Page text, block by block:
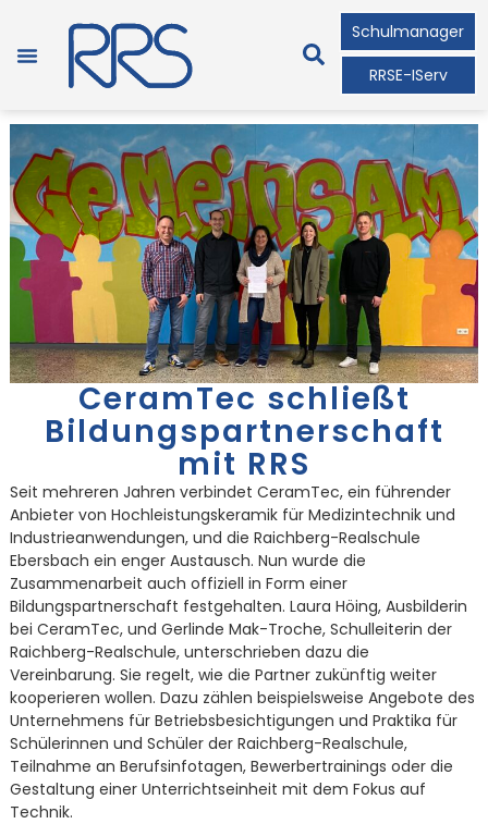
Schulmanager
RRSE-IServ
CeramTec schließt
Bildungspartnerschaft
mit RRS
Seit mehreren Jahren verbindet CeramTec, ein führender
Anbieter von Hochleistungskeramik für Medizintechnik und
Industrieanwendungen, und die Raichberg-Realschule
Ebersbach ein enger Austausch. Nun wurde die
Zusammenarbeit auch offiziell in Form einer
Bildungspartnerschaft festgehalten. Laura Höing, Ausbilderin
bei CeramTec, und Gerlinde Mak-Troche, Schulleiterin der
Raichberg-Realschule, unterschrieben dazu die
Vereinbarung. Sie regelt, wie die Partner zukünftig weiter
kooperieren wollen. Dazu zählen beispielsweise Angebote des
Unternehmens für Betriebsbesichtigungen und Praktika für
Schülerinnen und Schüler der Raichberg-Realschule,
Teilnahme an Berufsinfotagen, Bewerbertrainings oder die
Gestaltung einer Unterrichtseinheit mit dem Fokus auf
Technik.